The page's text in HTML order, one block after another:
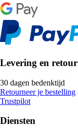
Levering en retour
30 dagen bedenktijd
Retourneer je bestelling
Trustpilot
Diensten